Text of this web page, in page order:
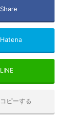
Share
Hatena
LINE
コピーする